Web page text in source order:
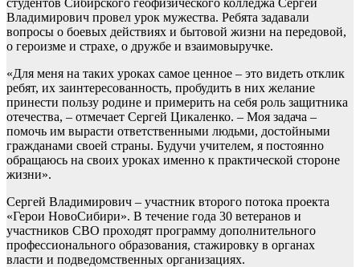
студентов Сибирского геофизического колледжа Сергей
Владимирович провел урок мужества. Ребята задавали
вопросы о боевых действиях и бытовой жизни на передовой,
о героизме и страхе, о дружбе и взаимовыручке.
«Для меня на таких уроках самое ценное – это видеть отклик
ребят, их заинтересованность, пробудить в них желание
принести пользу родине и примерить на себя роль защитника
отечества, – отмечает Сергей Цикаленко. – Моя задача –
помочь им вырасти ответственными людьми, достойными
гражданами своей страны. Будучи учителем, я постоянно
обращаюсь на своих уроках именно к практической стороне
жизни».
Сергей Владимирович – участник второго потока проекта
«Герои НовоСибири». В течение года 30 ветеранов и
участников СВО проходят программу дополнительного
профессионального образования, стажировку в органах
власти и подведомственных организациях.